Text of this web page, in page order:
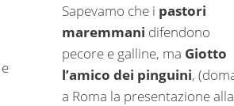
e
Sapevamo che i pastori
maremmani difendono
pecore e galline, ma Giotto
l’amico dei pinguini,
a Roma la presentazione alla